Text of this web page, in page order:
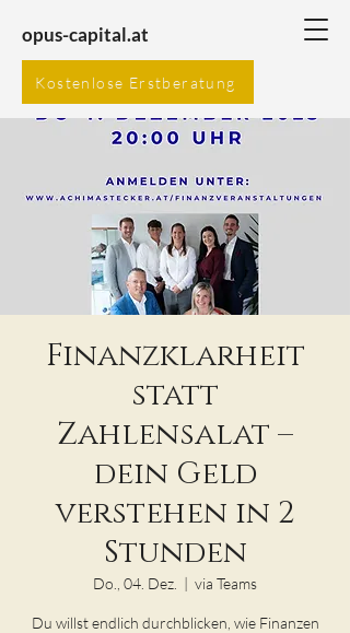
opus-capital.at
Kostenlose Erstberatung
Finanzklarheit
statt
Zahlensalat –
dein Geld
verstehen in 2
Stunden
Do., 04. Dez.
  |
via Teams
Du willst endlich durchblicken, wie Finanzen